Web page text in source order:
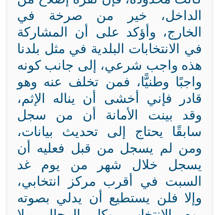
الداخل، خير من صرخة في
الخارج، وأؤكد على أن المشاركة
في الانتخابات البلدية في مثل بلدنا
هذه واجب شرعي، إلى جانب كونه
واجبًا وطنيًّا، فمن تخلف عنه وهو
قادر فإني أخشى أن يناله الإثم،
وقد بينت الأمانة أن من سجل
سابقًا يحتاج إلى تحديث بيانات،
ومن لم يسجل من قبل فعليه أن
يسجل خلال شهر من يوم غد
السبت في أقرب مركز انتخابي،
وإلا فلن يستطيع أن يدلي بصوته